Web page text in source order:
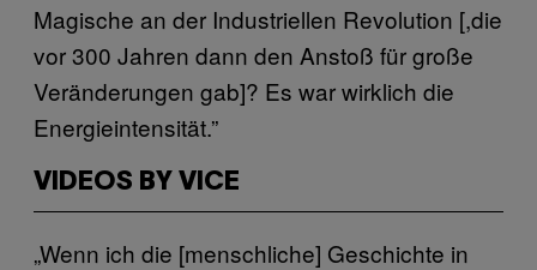
Magische an der Industriellen Revolution [,die
vor 300 Jahren dann den Anstoß für große
Veränderungen gab]? Es war wirklich die
Energieintensität.”
VIDEOS BY VICE
„Wenn ich die [menschliche] Geschichte in